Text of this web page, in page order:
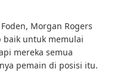
Morgan Rogers
baik untuk memulai
mereka semua
pemain di posisi itu.